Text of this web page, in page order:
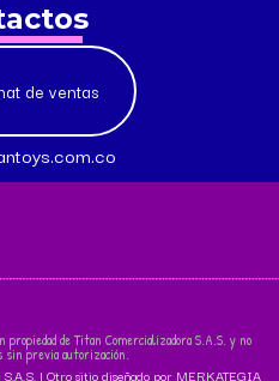
de ventas
propiedad de Titan Comercializadora S.A.S. y no
sin previa autorización.
| Otro sitio diseñado por MERKATEGIA